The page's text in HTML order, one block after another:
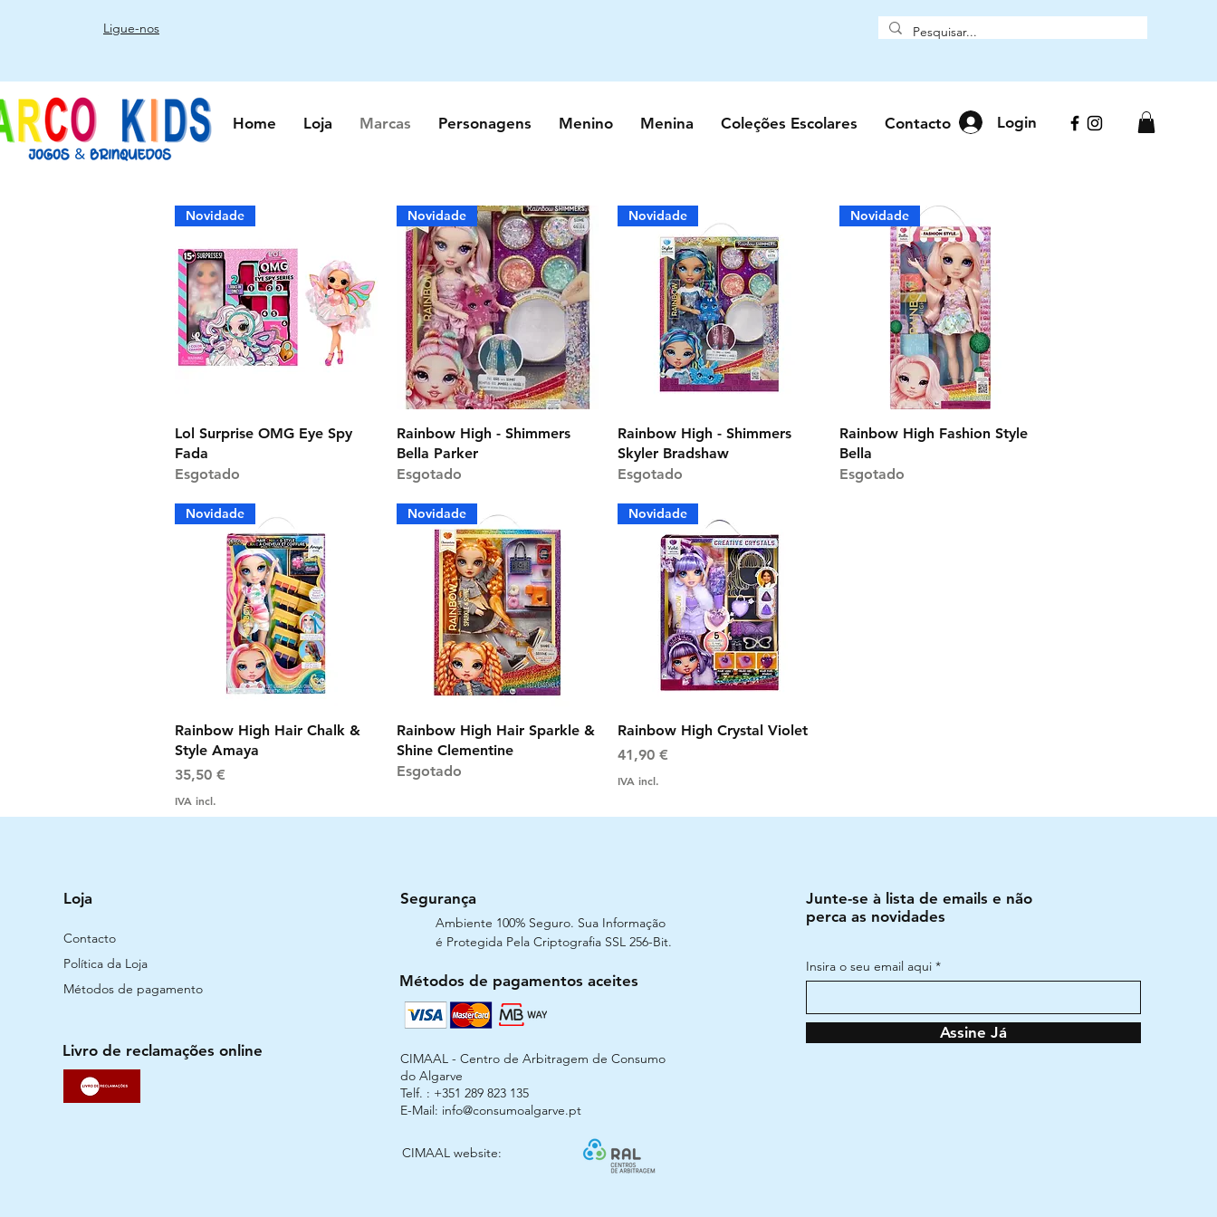
Ligue-nos
Home Loja Marcas Personagens Menino Menina Coleções Escolares Contacto Login
Visualização rápida
Novidade
Lol Surprise OMG Eye Spy
Fada
Esgotado
Visualização rápida
Novidade
Rainbow High - Shimmers
Bella Parker
Esgotado
Visualização rápida
Novidade
Rainbow High - Shimmers
Skyler Bradshaw
Esgotado
Visualização rápida
Novidade
Rainbow High Fashion Style
Bella
Esgotado
Visualização rápida
Novidade
Rainbow High Hair Chalk &
Style Amaya
Preço
35,50 €
IVA incl.
Visualização rápida
Novidade
Rainbow High Hair Sparkle &
Shine Clementine
Esgotado
Visualização rápida
Novidade
Rainbow High Crystal Violet
Preço
41,90 €
IVA incl.
Loja
Contacto
Política da Loja
Métodos de pagamento
Livro de reclamações online
Segurança
Ambiente 100% Seguro. Sua Informação
é Protegida Pela Criptografia SSL 256-Bit.
Métodos de pagamentos aceites
CIMAAL - Centro de Arbitragem de Consumo
do Algarve
Telf. : +351 289 823 135
E-Mail: info@consumoalgarve.pt
CIMAAL website:
Junte-se à lista de emails e não
perca as novidades
Insira o seu email aqui
Assine Já